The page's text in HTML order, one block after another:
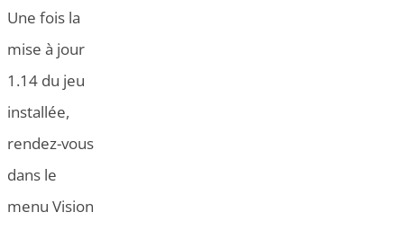
Une fois la
mise à jour
1.14 du jeu
installée,
rendez-vous
dans le
menu Vision